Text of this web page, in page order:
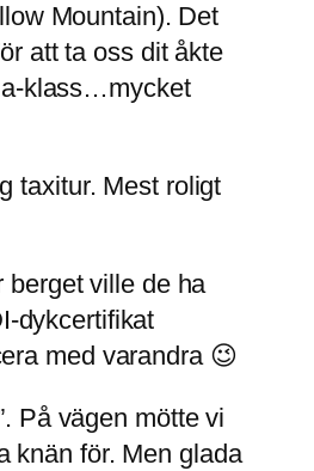
Mountain). Det
att ta oss dit åkte
klass…mycket
taxitur. Mest roligt
berget ville de ha
dykcertifikat
med varandra 😉
På vägen mötte vi
knän för. Men glada